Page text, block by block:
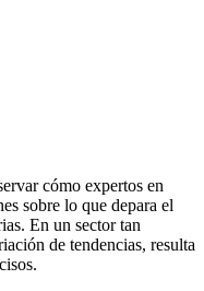
cómo expertos en
sobre lo que depara el
En un sector tan
de tendencias, resulta